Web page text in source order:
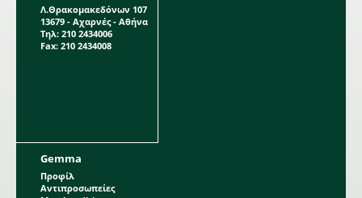
Λ.Θρακομακεδόνων 107
13679 - Αχαρνές - Αθήνα
Τηλ: 210 2434006
Fax: 210 2434008
Gemma
Προφίλ
Αντιπροσωπείες